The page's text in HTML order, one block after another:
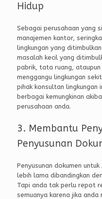
Hidup
Sebagai perusahaan yang
manajemen kantor,
lingkungan yang
masalah kecil yang
pabrik, tata ruang,
menggangu lingkungan
pihak konsultan lingkungan
berbagai kemungkinan
perusahaan anda.
3. Membantu
Penyusunan
Penyusunan dokumen
lebih lama dibandingkan
Tapi anda tak perlu repot
semuanya karena jika anda